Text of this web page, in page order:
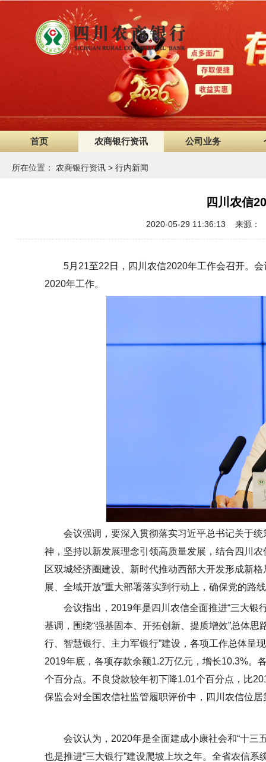
首页 农商银行资讯 公司业务
所在位置： 农商银行资讯 > 行内新闻
四川农信
2020-05-29 11:36:13 来源：
5月21至22日， 四川农信2020年工作会召开。
2020年工作。
会议强调，要深入贯彻落实习近平总书记关于
神，坚持以新发展理念引领高质量发展，结合 四川农
区双城经济圈建设、新时代推动西部大开发形成新
展、全域开放”重大部署落实到行动上，确保党的路
会议指出，2019年是 四川农信全面推进“三大银
基调，围绕“强基固本、开拓创新、提质增效”总体思
行、智慧银行、主力军银行”建设，各项工作总体呈
2019年底，各项存款余额1.2万亿元，增长10.3%。
个百分点。不良贷款较年初下降1.01个百分点，比
保监会对全国农信社监管履职评价中， 四川农信位居
会议认为，2020年是全面建成小康社会和“十三
也是推进“三大银行”建设爬坡上坎之年。全省农信